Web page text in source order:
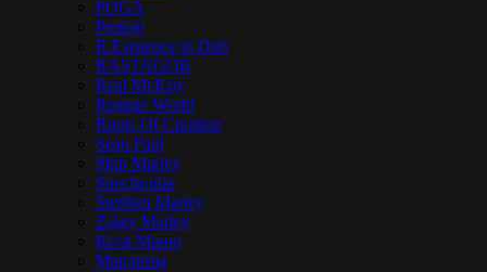
POGA
Protoje
R.Esistence in Dub
RASTAGOR
Real McKoy
Reggae World
Roots Of Creation
Sean Paul
Skip Marley
Spectacular
Stephen Marley
Ziggy Marley
Коля Маню
Марлины